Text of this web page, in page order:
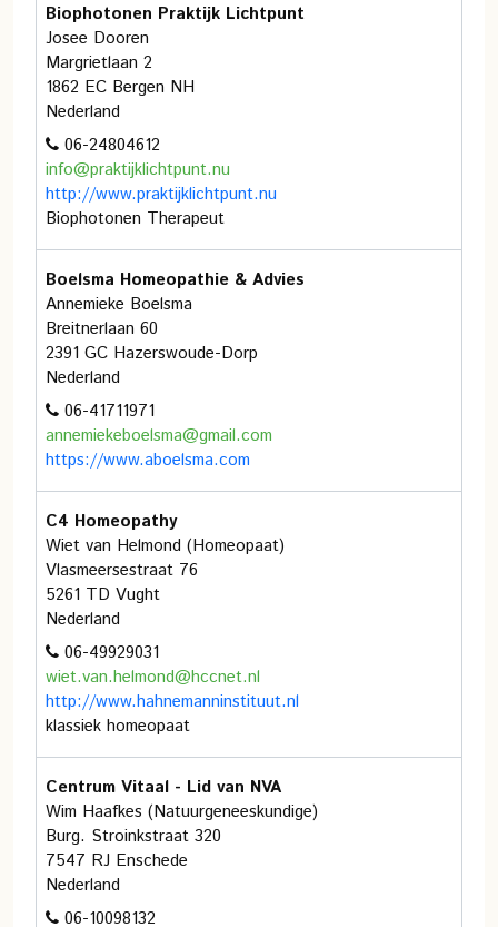
Biophotonen Praktijk Lichtpunt
Josee Dooren
Margrietlaan 2
1862 EC Bergen NH
Nederland
06-24804612
info@praktijklichtpunt.nu
http://www.praktijklichtpunt.nu
Biophotonen Therapeut
Boelsma Homeopathie & Advies
Annemieke Boelsma
Breitnerlaan 60
2391 GC Hazerswoude-Dorp
Nederland
06-41711971
annemiekeboelsma@gmail.com
https://www.aboelsma.com
C4 Homeopathy
Wiet van Helmond (Homeopaat)
Vlasmeersestraat 76
5261 TD Vught
Nederland
06-49929031
wiet.van.helmond@hccnet.nl
http://www.hahnemanninstituut.nl
klassiek homeopaat
Centrum Vitaal - Lid van NVA
Wim Haafkes (Natuurgeneeskundige)
Burg. Stroinkstraat 320
7547 RJ Enschede
Nederland
06-10098132